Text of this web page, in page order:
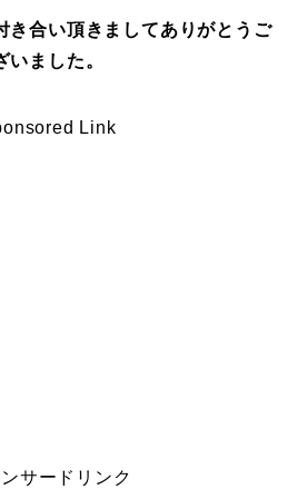
き合い頂きましてありがとうご
いました。
Link
サードリンク